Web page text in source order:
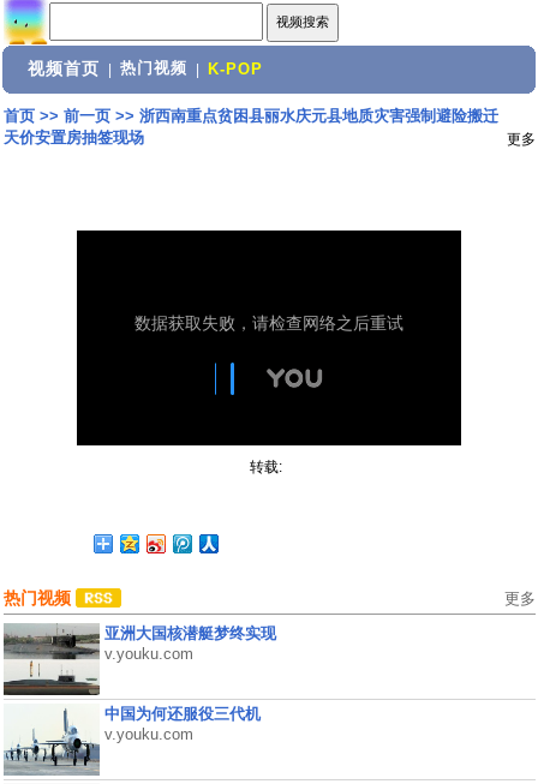
视频首页 热门视频 K-POP
首页>> 前一页>> 浙西南重点贫困县丽水庆元县地质灾害强制避险搬迁
天价安置房抽签现场
更多
转载:
热门视频 更多
亚洲大国核潜艇梦终实现
v.youku.com
中国为何还服役三代机
v.youku.com